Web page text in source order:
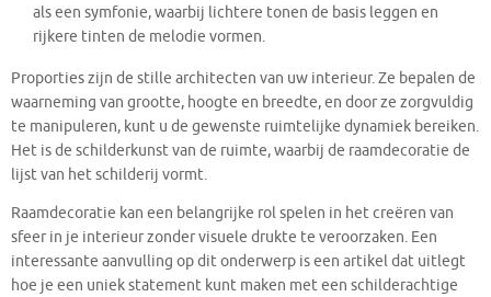
als een symfonie, waarbij lichtere tonen de basis leggen en
rijkere tinten de melodie vormen.
Proporties zijn de stille architecten van uw interieur. Ze bepalen de
waarneming van grootte, hoogte en breedte, en door ze zorgvuldig
te manipuleren, kunt u de gewenste ruimtelijke dynamiek bereiken.
Het is de schilderkunst van de ruimte, waarbij de raamdecoratie de
lijst van het schilderij vormt.
Raamdecoratie kan een belangrijke rol spelen in het creëren van
sfeer in je interieur zonder visuele drukte te veroorzaken. Een
interessante aanvulling op dit onderwerp is een artikel dat uitlegt
hoe je een uniek statement kunt maken met een schilderachtige